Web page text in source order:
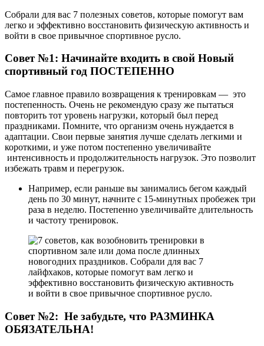
Собрали для вас 7 полезных советов, которые помогут вам
легко и эффективно восстановить физическую активность и
войти в свое привычное спортивное русло.
Совет №1: Начинайте входить в свой Новый
спортивный год ПОСТЕПЕННО
Самое главное правило возвращения к тренировкам — это
постепенность. Очень не рекомендую сразу же пытаться
повторить тот уровень нагрузки, который был перед
праздниками. Помните, что организм очень нуждается в
адаптации. Свои первые занятия лучше сделать легкими и
короткими, и уже потом постепенно увеличивайте
интенсивность и продолжительность нагрузок. Это позволит
избежать травм и перегрузок.
Например, если раньше вы занимались бегом каждый
день по 30 минут, начните с 15-минутных пробежек три
раза в неделю. Постепенно увеличивайте длительность
и частоту тренировок.
Совет №2: Не забудьте, что РАЗМИНКА
ОБЯЗАТЕЛЬНА!